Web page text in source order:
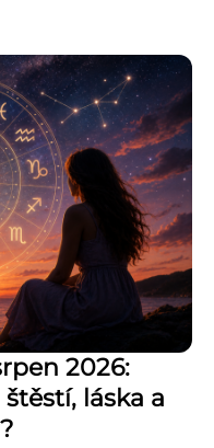
2026:
láska a